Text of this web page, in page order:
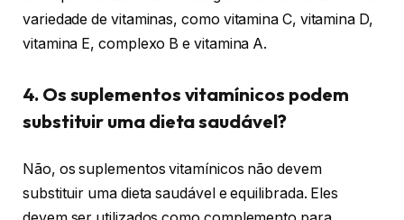
variedade de vitaminas, como vitamina C, vitamina D,
vitamina E, complexo B e vitamina A.
4. Os suplementos vitamínicos podem
substituir uma dieta saudável?
Não, os suplementos vitamínicos não devem
substituir uma dieta saudável e equilibrada. Eles